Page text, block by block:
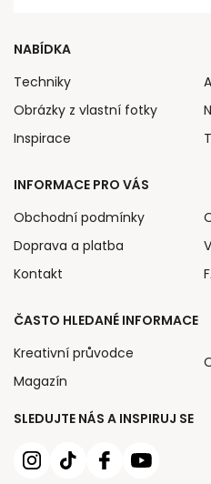
SLEDUJTE NÁS A INSPIRUJ SE
NABÍDKA
Techniky
Obrázky z vlastní fotky
Inspirace
INFORMACE PRO VÁS
Obchodní podmínky
Doprava a platba
Kontakt
ČASTO HLEDANÉ INFORMACE
Kreativní průvodce
Magazín